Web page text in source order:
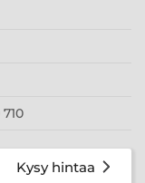
Kysy hintaa